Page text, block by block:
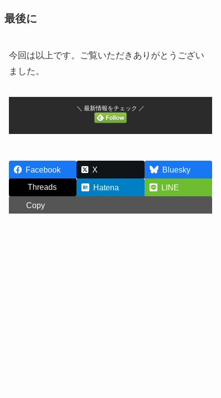
最後に
今回は以上です。ご覧いただきありがとうござい
ました。
＼ 最新情報をチェック ／
Facebook X
Bluesky
Threads
Hatena
LINE
Copy